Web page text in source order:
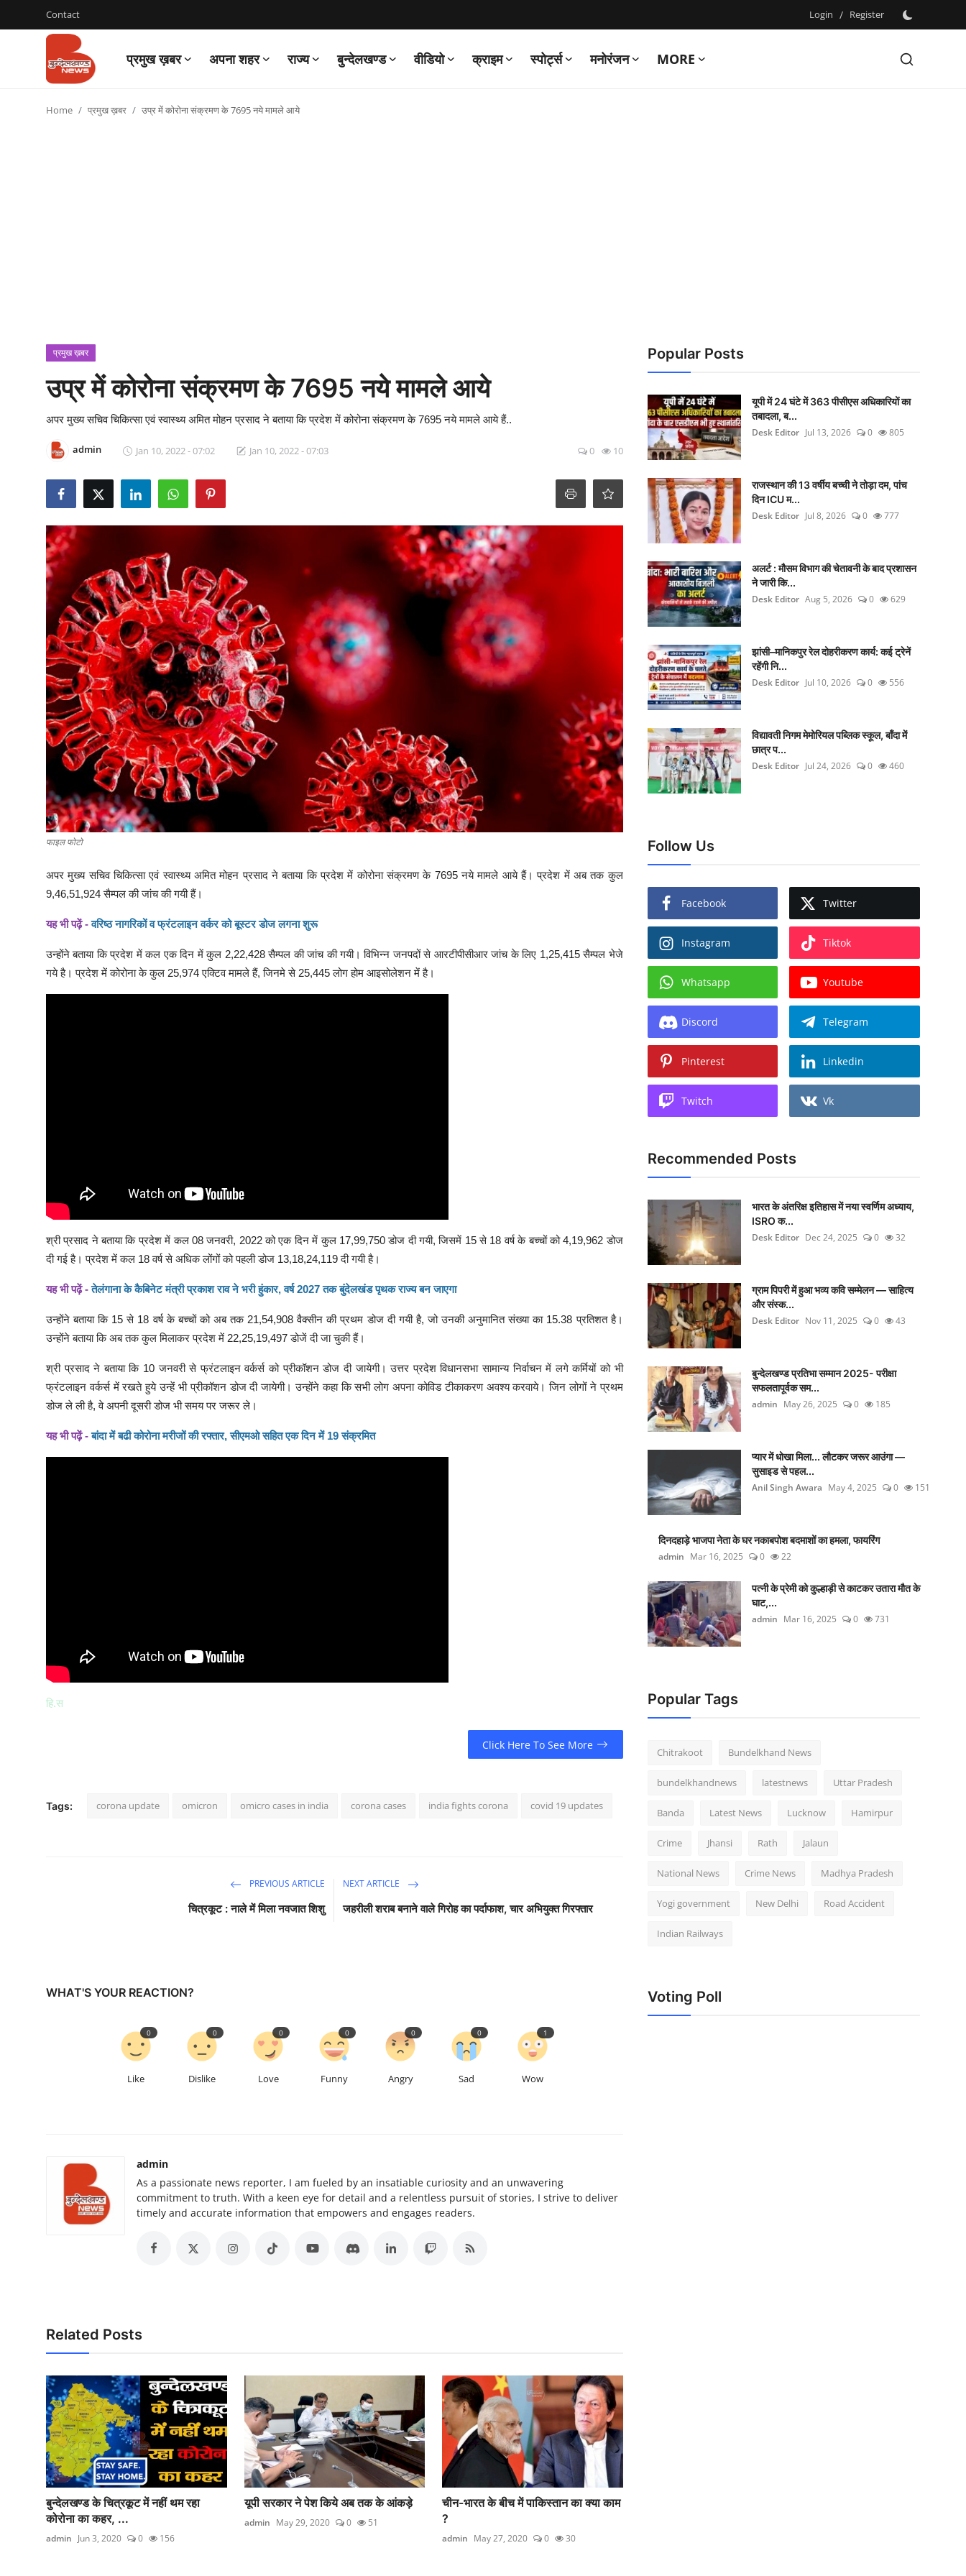
Contact Login / Register
प्रमुख ख़बर अपना शहर राज्य बुन्देलखण्ड वीडियो क्राइम स्पोर्ट्स मनोरंजन MORE
Login
Home प्रमुख ख़बर उप्र में कोरोना संक्रमण के 7695 नये मामले आये
प्रमुख ख़बर
उप्र में कोरोना संक्रमण के 7695 नये मामले आये
अपर मुख्य सचिव चिकित्सा एवं स्वास्थ्य अमित मोहन प्रसाद ने बताया कि प्रदेश में कोरोना संक्रमण के 7695 नये मामले आये हैं..
admin Jan 10, 2022 - 07:02 Jan 10, 2022 - 07:03 0 10
फाइल फोटो
अपर मुख्य सचिव चिकित्सा एवं स्वास्थ्य अमित मोहन प्रसाद ने बताया कि प्रदेश में कोरोना संक्रमण के 7695 नये मामले आये हैं। प्रदेश में अब तक कुल
9,46,51,924 सैम्पल की जांच की गयी हैं।
यह भी पढ़ें -वरिष्ठ नागरिकों व फ्रंटलाइन वर्कर को बूस्टर डोज लगना शुरू
उन्होंने बताया कि प्रदेश में कल एक दिन में कुल 2,22,428 सैम्पल की जांच की गयी। विभिन्न जनपदों से आरटीपीसीआर जांच के लिए 1,25,415 सैम्पल भेजे
गये है। प्रदेश में कोरोना के कुल 25,974 एक्टिव मामले हैं, जिनमे से 25,445 लोग होम आइसोलेशन में है।
श्री प्रसाद ने बताया कि प्रदेश में कल 08 जनवरी, 2022 को एक दिन में कुल 17,99,750 डोज दी गयी, जिसमें 15 से 18 वर्ष के बच्चों को 4,19,962 डोज
दी गई है। प्रदेश में कल 18 वर्ष से अधिक लोंगों को पहली डोज 13,18,24,119 दी गयी है।
यह भी पढ़ें -तेलंगाना के कैबिनेट मंत्री प्रकाश राव ने भरी हुंकार, वर्ष 2027 तक बुंदेलखंड पृथक राज्य बन जाएगा
उन्होंने बताया कि 15 से 18 वर्ष के बच्चों को अब तक 21,54,908 वैक्सीन की प्रथम डोज दी गयी है, जो उनकी अनुमानित संख्या का 15.38 प्रतिशत है।
उन्होंने बताया कि अब तक कुल मिलाकर प्रदेश में 22,25,19,497 डोजें दी जा चुकी हैं।
श्री प्रसाद ने बताया कि 10 जनवरी से फ्रंटलाइन वर्कर्स को प्रीकॉशन डोज दी जायेगी। उत्तर प्रदेश विधानसभा सामान्य निर्वाचन में लगे कर्मियों को भी
फ्रंटलाइन वर्कर्स में रखते हुये उन्हें भी प्रीकॉशन डोज दी जायेगी। उन्होंने कहा कि सभी लोग अपना कोविड टीकाकरण अवश्य करवाये। जिन लोगों ने प्रथम
डोज ले ली है, वे अपनी दूसरी डोज भी समय पर जरूर ले।
यह भी पढ़ें -बांदा में बढी कोरोना मरीजों की रफ्तार, सीएमओ सहित एक दिन में 19 संक्रमित
हि.स
Click Here To See More
Tags: corona update omicron omicro cases in india corona cases india fights corona covid 19 updates
PREVIOUS ARTICLE
चित्रकूट : नाले में मिला नवजात शिशु
NEXT ARTICLE
जहरीली शराब बनाने वाले गिरोह का पर्दाफाश, चार अभियुक्त गिरफ्तार
WHAT'S YOUR REACTION?
Like
0
Dislike
0
Love
0
Funny
0
Angry
0
Sad
0
Wow
1
admin
As a passionate news reporter, I am fueled by an insatiable curiosity and an unwavering
commitment to truth. With a keen eye for detail and a relentless pursuit of stories, I strive to deliver
timely and accurate information that empowers and engages readers.
Related Posts
बुन्देलखण्ड के चित्रकूट में नहीं थम रहा
कोरोना का कहर, ...
admin Jun 3, 2020 0 156
यूपी सरकार ने पेश किये अब तक के आंकड़े
admin May 29, 2020 0 51
चीन-भारत के बीच में पाकिस्तान का क्या काम
?
admin May 27, 2020 0 30
Popular Posts
यूपी में 24 घंटे में 363 पीसीएस अधिकारियों का
तबादला, ब...
Desk Editor Jul 13, 2026 0 805
राजस्थान की 13 वर्षीय बच्ची ने तोड़ा दम, पांच
दिन ICU म...
Desk Editor Jul 8, 2026 0 777
अलर्ट : मौसम विभाग की चेतावनी के बाद प्रशासन
ने जारी कि...
Desk Editor Aug 5, 2026 0 629
झांसी–मानिकपुर रेल दोहरीकरण कार्य: कई ट्रेनें
रहेंगी नि...
Desk Editor Jul 10, 2026 0 556
विद्यावती निगम मेमोरियल पब्लिक स्कूल, बाँदा में
छात्र प...
Desk Editor Jul 24, 2026 0 460
Follow Us
Facebook Twitter
Instagram Tiktok
Whatsapp Youtube
Discord Telegram
Pinterest Linkedin
Twitch Vk
Recommended Posts
भारत के अंतरिक्ष इतिहास में नया स्वर्णिम अध्याय,
ISRO क...
Desk Editor Dec 24, 2025 0 32
ग्राम पिपरी में हुआ भव्य कवि सम्मेलन — साहित्य
और संस्क...
Desk Editor Nov 11, 2025 0 43
बुन्देलखण्ड प्रतिभा सम्मान 2025- परीक्षा
सफलतापूर्वक सम...
admin May 26, 2025 0 185
प्यार में धोखा मिला... लौटकर जरूर आउंगा —
सुसाइड से पहल...
Anil Singh Awara May 4, 2025 0 151
दिनदहाड़े भाजपा नेता के घर नकाबपोश बदमाशों का हमला, फायरिंग
admin Mar 16, 2025 0 22
पत्नी के प्रेमी को कुल्हाड़ी से काटकर उतारा मौत के
घाट,...
admin Mar 16, 2025 0 731
Popular Tags
Chitrakoot Bundelkhand News
bundelkhandnews latestnews Uttar Pradesh
Banda Latest News Lucknow Hamirpur
Crime Jhansi Rath Jalaun
National News Crime News Madhya Pradesh
Yogi government New Delhi Road Accident
Indian Railways
Voting Poll